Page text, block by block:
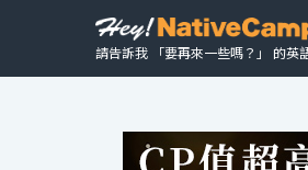
請告訴我 「要再來一些嗎？」 的英